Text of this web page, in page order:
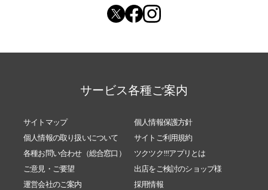
サービス各種ご案内
サイトマップ
個人情報保護方針
個人情報の取り扱いについて
サイトご利用規約
各種お問い合わせ（総合窓口）
ツクツク!!!アプリとは
ご意見・ご要望
出店をご検討のショップ様
運営会社のご案内
採用情報